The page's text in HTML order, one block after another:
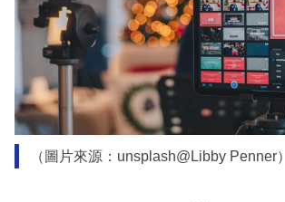
（圖片來源：unsplash@Libby Penner）